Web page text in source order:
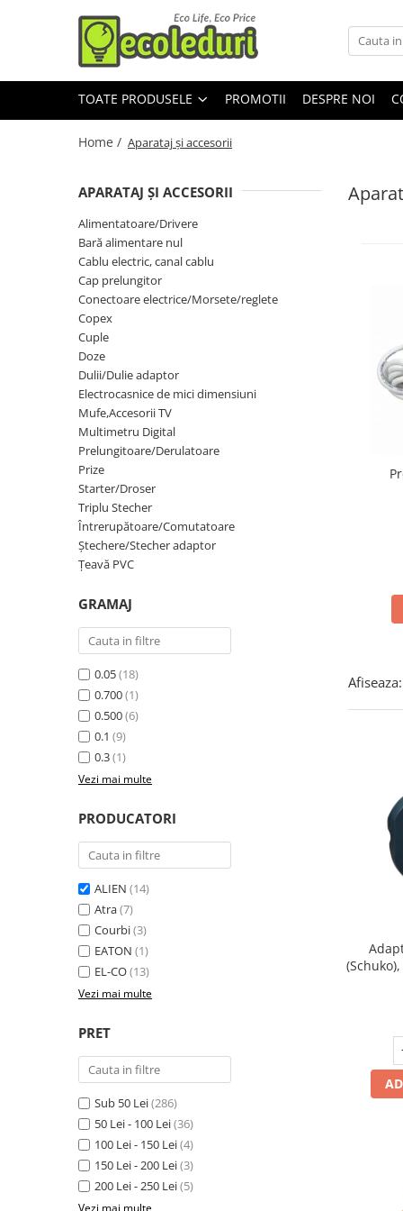
Toate Produsele
Surse de iluminat
Banda LED
Bec incandescent (Clasic)
Becuri Led
Becuri & lampi led cu fasung
Ghirlande luminoase
Modul Led pentru aplica
Tub Neon Fluorescent (Clasic)
Tub Neon LED
Lampi solare
Corpuri de iluminat
Spoturi LED
Corpuri Led - industriale
Aplice si Plafoniere Led
Proiectoare LED
Lămpi portabile
Veioze/Lămpi/lampa de veghe
Lampi emergente
Spoturi led pe sina
Aparataj şi accesorii
Alimentatoare/Drivere
Bară alimentare nul
Cablu electric, canal cablu
electrice/Morsete/reglete
Dulii/Dulie adaptor
Electrocasnice de mici dimensiuni
TOATE PRODUSELE PROMOTII DESPRE NOI
Home / Aparataj şi accesorii
APARATAJ ŞI ACCESORII
Alimentatoare/Drivere
Bară alimentare nul
Cablu electric, canal cablu
Cap prelungitor
Conectoare electrice/Morsete/reglete
Copex
Cuple
Doze
Dulii/Dulie adaptor
Electrocasnice de mici dimensiuni
Mufe,Accesorii TV
Multimetru Digital
Prelungitoare/Derulatoare
Prize
Starter/Droser
Triplu Stecher
Întrerupătoare/Comutatoare
Ştechere/Stecher adaptor
Ţeavă PVC
GRAMAJ
0.05(18)
0.700(1)
0.500(6)
0.1 (9)
0.3(1)
Vezi mai multe
PRODUCATORI
ALIEN (14)
Atra(7)
Courbi(3)
EATON (1)
EL-CO(13)
Vezi mai multe
PRET
Sub 50 Lei(286)
50 Lei - 100 Lei(36)
100 Lei - 150 Lei(4)
150 Lei - 200 Lei(3)
200 Lei - 250 Lei(5)
Afiseaza: